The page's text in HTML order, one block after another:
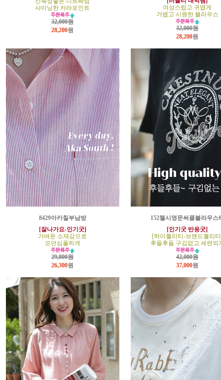
샤이닝한 카라포인트
32,000원
28,200원
여성스럽고 귀엽게
가볍고 시원한 블라우스
32,000원
28,200원
8429아카칠부남방
[잘나가요-인기굿]
가벼운 소재감으로
모던심플하게
29,800원
26,300원
152첼시영문써클블라우스
[인기굿 반응굿]
[하이퀄리티-브랜드퀄리
후들후들 구김없고 세련되
42,000원
37,000원